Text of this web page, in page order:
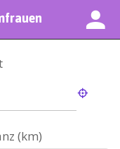
(km)